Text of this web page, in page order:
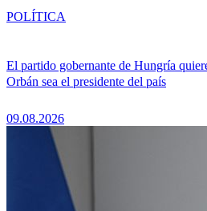
El partido gobernante de Hungría
Orbán sea el presidente del país
09.08.2026
POLÍTICA